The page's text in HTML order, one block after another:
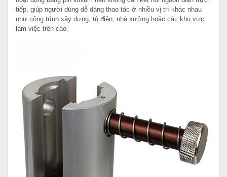
tiếp, giúp người dùng dễ dàng thao tác ở nhiều vị trí khác nhau
như công trình xây dựng, tủ điện, nhà xưởng hoặc các khu vực
làm việc trên cao.